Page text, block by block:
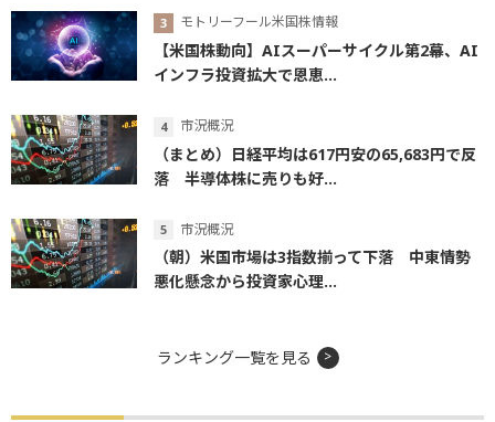
モトリーフール米国株情報
【米国株動向】AIスーパーサイクル第2幕、AI
インフラ投資拡大で恩恵...
市況概況
（まとめ）日経平均は617円安の65,683円で反
落 半導体株に売りも好...
市況概況
（朝）米国市場は3指数揃って下落 中東情勢
悪化懸念から投資家心理...
ランキング一覧を見る